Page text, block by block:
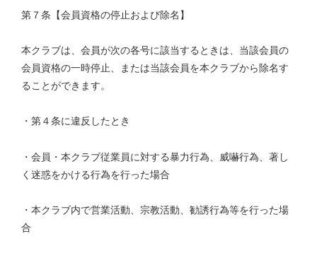
第７条【会員資格の停止および除名】
本クラブは、会員が次の各号に該当するときは、当該会員の
会員資格の一時停止、または当該会員を本クラブから除名す
ることができます。
・第４条に違反したとき
・会員・本クラブ従業員に対する暴力行為、威嚇行為、著し
く迷惑をかける行為を行った場合
・本クラブ内で営業活動、宗教活動、勧誘行為等を行った場
合